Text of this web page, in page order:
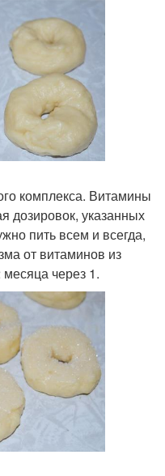
комплекса. Витамины
дозировок, указанных
пить всем и всегда,
от витаминов из
через 1.